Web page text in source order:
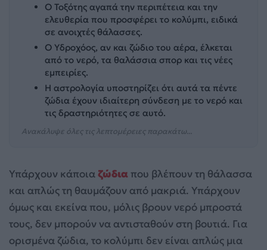
Ο Τοξότης αγαπά την περιπέτεια και την
ελευθερία που προσφέρει το κολύμπι, ειδικά
σε ανοιχτές θάλασσες.
Ο Υδροχόος, αν και ζώδιο του αέρα, έλκεται
από το νερό, τα θαλάσσια σπορ και τις νέες
εμπειρίες.
Η αστρολογία υποστηρίζει ότι αυτά τα πέντε
ζώδια έχουν ιδιαίτερη σύνδεση με το νερό και
τις δραστηριότητες σε αυτό.
Ανακάλυψε όλες τις λεπτομέρειες παρακάτω...
Υπάρχουν κάποιαζώδια που βλέπουν τη θάλασσα
και απλώς τη θαυμάζουν από μακριά. Υπάρχουν
όμως και εκείνα που, μόλις βρουν νερό μπροστά
τους, δεν μπορούν να αντισταθούν στη βουτιά. Για
ορισμένα ζώδια, το κολύμπι δεν είναι απλώς μια